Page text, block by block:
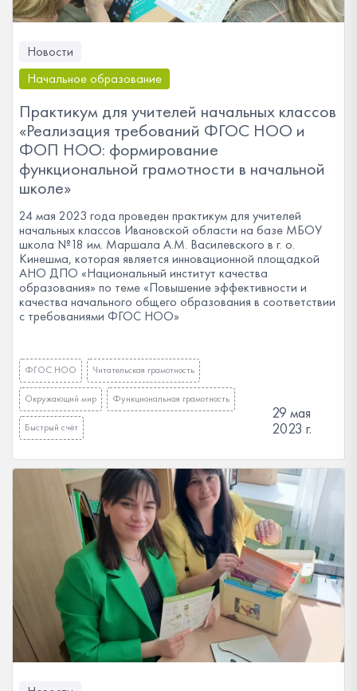
Новости
Начальное образование
Практикум для учителей начальных классов
«Реализация требований ФГОС НОО и
ФОП НОО: формирование
функциональной грамотности в начальной
школе»
24 мая 2023 года проведен практикум для учителей
начальных классов Ивановской области на базе МБОУ
школа №18 им. Маршала А.М. Василевского в г. о.
Кинешма, которая является инновационной площадкой
АНО ДПО «Национальный институт качества
образования» по теме «Повышение эффективности и
качества начального общего образования в соответствии
с требованиями ФГОС НОО»
ФГОС НОО Читательская грамотность
Окружающий мир Функциональная грамотность
Быстрый счёт
29 мая
2023 г.